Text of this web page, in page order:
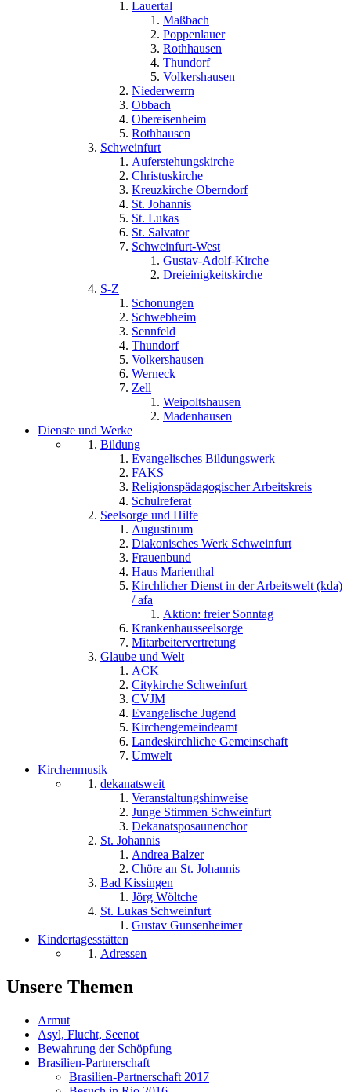
Lauertal
Maßbach
Poppenlauer
Rothhausen
Thundorf
Volkershausen
Niederwerrn
Obbach
Obereisenheim
Rothhausen
Schweinfurt
Auferstehungskirche
Christuskirche
Kreuzkirche Oberndorf
St. Johannis
St. Lukas
St. Salvator
Schweinfurt-West
Gustav-Adolf-Kirche
Dreieinigkeitskirche
S-Z
Schonungen
Schwebheim
Sennfeld
Thundorf
Volkershausen
Werneck
Zell
Weipoltshausen
Madenhausen
Dienste und Werke
Bildung
Evangelisches Bildungswerk
FAKS
Religionspädagogischer Arbeitskreis
Schulreferat
Seelsorge und Hilfe
Augustinum
Diakonisches Werk Schweinfurt
Frauenbund
Haus Marienthal
Kirchlicher Dienst in der Arbeitswelt (kda)
/ afa
Aktion: freier Sonntag
Krankenhausseelsorge
Mitarbeitervertretung
Glaube und Welt
ACK
Citykirche Schweinfurt
CVJM
Evangelische Jugend
Kirchengemeindeamt
Landeskirchliche Gemeinschaft
Umwelt
Kirchenmusik
dekanatsweit
Veranstaltungshinweise
Junge Stimmen Schweinfurt
Dekanatsposaunenchor
St. Johannis
Andrea Balzer
Chöre an St. Johannis
Bad Kissingen
Jörg Wöltche
St. Lukas Schweinfurt
Gustav Gunsenheimer
Kindertagesstätten
Adressen
Unsere Themen
Armut
Asyl, Flucht, Seenot
Bewahrung der Schöpfung
Brasilien-Partnerschaft
Brasilien-Partnerschaft 2017